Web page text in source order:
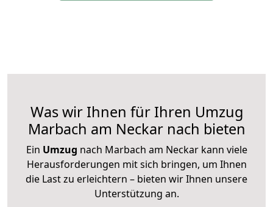
Was wir Ihnen für Ihren Umzug
Marbach am Neckar nach bieten
Ein Umzug nach Marbach am Neckar kann viele
Herausforderungen mit sich bringen, um Ihnen
die Last zu erleichtern – bieten wir Ihnen unsere
Unterstützung an.